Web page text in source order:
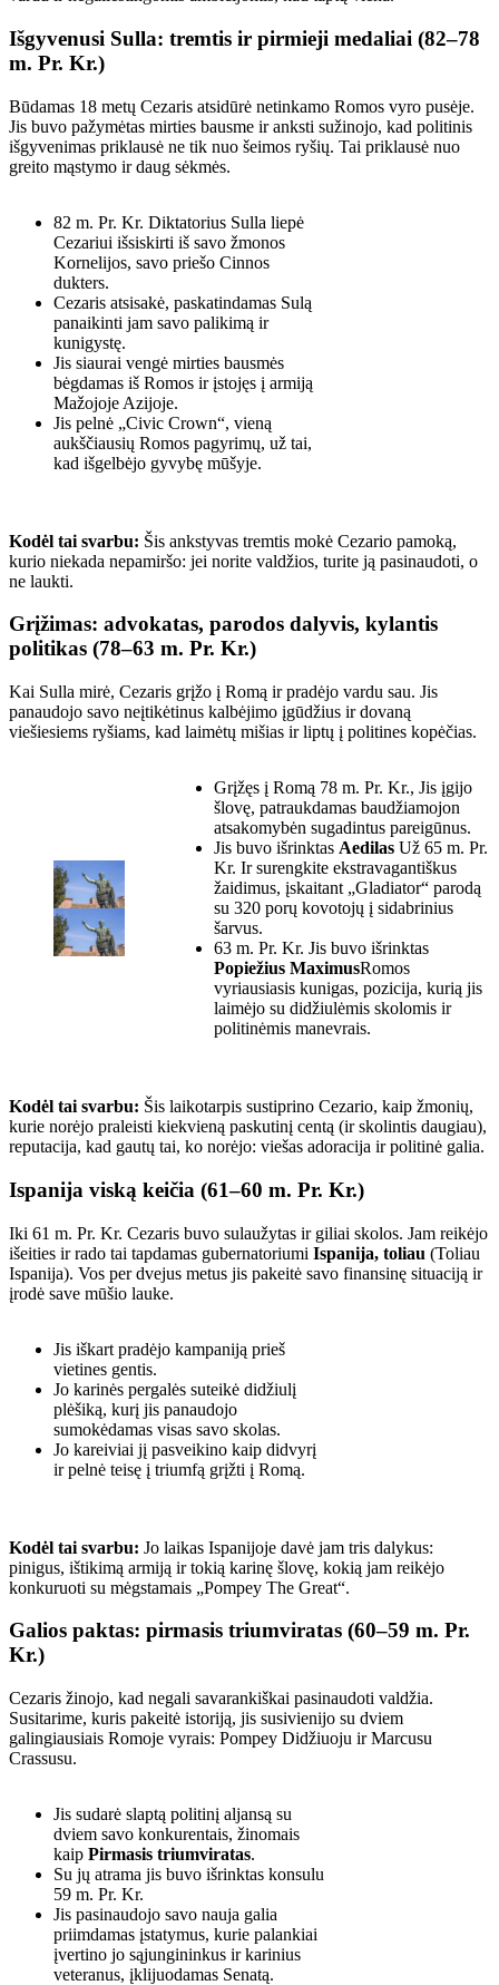
Išgyvenusi Sulla: tremtis ir pirmieji medaliai (82–78
m. Pr. Kr.)
Būdamas 18 metų Cezaris atsidūrė netinkamo Romos vyro pusėje.
Jis buvo pažymėtas mirties bausme ir anksti sužinojo, kad politinis
išgyvenimas priklausė ne tik nuo šeimos ryšių. Tai priklausė nuo
greito mąstymo ir daug sėkmės.
82 m. Pr. Kr. Diktatorius Sulla liepė
Cezariui išsiskirti iš savo žmonos
Kornelijos, savo priešo Cinnos
dukters.
Cezaris atsisakė, paskatindamas Sulą
panaikinti jam savo palikimą ir
kunigystę.
Jis siaurai vengė mirties bausmės
bėgdamas iš Romos ir įstojęs į armiją
Mažojoje Azijoje.
Jis pelnė „Civic Crown“, vieną
aukščiausių Romos pagyrimų, už tai,
kad išgelbėjo gyvybę mūšyje.
Kodėl tai svarbu: Šis ankstyvas tremtis mokė Cezario pamoką,
kurio niekada nepamiršo: jei norite valdžios, turite ją pasinaudoti, o
ne laukti.
Grįžimas: advokatas, parodos dalyvis, kylantis
politikas (78–63 m. Pr. Kr.)
Kai Sulla mirė, Cezaris grįžo į Romą ir pradėjo vardu sau. Jis
panaudojo savo neįtikėtinus kalbėjimo įgūdžius ir dovaną
viešiesiems ryšiams, kad laimėtų mišias ir liptų į politines kopėčias.
Grįžęs į Romą 78 m. Pr. Kr., Jis įgijo
šlovę, patraukdamas baudžiamojon
atsakomybėn sugadintus pareigūnus.
Jis buvo išrinktas AedilasUž 65 m. Pr.
Kr. Ir surengkite ekstravagantiškus
žaidimus, įskaitant „Gladiator“ parodą
su 320 porų kovotojų į sidabrinius
šarvus.
63 m. Pr. Kr. Jis buvo išrinktas
Popiežius MaximusRomos
vyriausiasis kunigas, pozicija, kurią jis
laimėjo su didžiulėmis skolomis ir
politinėmis manevrais.
Kodėl tai svarbu: Šis laikotarpis sustiprino Cezario, kaip žmonių,
kurie norėjo praleisti kiekvieną paskutinį centą (ir skolintis daugiau),
reputacija, kad gautų tai, ko norėjo: viešas adoracija ir politinė galia.
Ispanija viską keičia (61–60 m. Pr. Kr.)
Iki 61 m. Pr. Kr. Cezaris buvo sulaužytas ir giliai skolos. Jam reikėjo
išeities ir rado tai tapdamas gubernatoriumi Ispanija, toliau (Toliau
Ispanija). Vos per dvejus metus jis pakeitė savo finansinę situaciją ir
įrodė save mūšio lauke.
Jis iškart pradėjo kampaniją prieš
vietines gentis.
Jo karinės pergalės suteikė didžiulį
plėšiką, kurį jis panaudojo
sumokėdamas visas savo skolas.
Jo kareiviai jį pasveikino kaip didvyrį
ir pelnė teisę į triumfą grįžti į Romą.
Kodėl tai svarbu: Jo laikas Ispanijoje davė jam tris dalykus:
pinigus, ištikimą armiją ir tokią karinę šlovę, kokią jam reikėjo
konkuruoti su mėgstamais „Pompey The Great“.
Galios paktas: pirmasis triumviratas (60–59 m. Pr.
Kr.)
Cezaris žinojo, kad negali savarankiškai pasinaudoti valdžia.
Susitarime, kuris pakeitė istoriją, jis susivienijo su dviem
galingiausiais Romoje vyrais: Pompey Didžiuoju ir Marcusu
Crassusu.
Jis sudarė slaptą politinį aljansą su
dviem savo konkurentais, žinomais
kaip Pirmasis triumviratas.
Su jų atrama jis buvo išrinktas konsulu
59 m. Pr. Kr.
Jis pasinaudojo savo nauja galia
priimdamas įstatymus, kurie palankiai
įvertino jo sąjungininkus ir karinius
veteranus, įklijuodamas Senatą.